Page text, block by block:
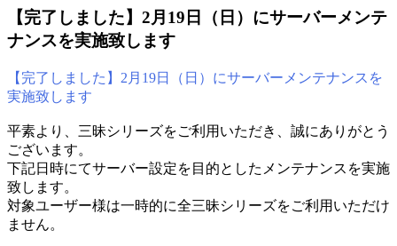
【完了しました】2月19日（日）にサーバーメンテ
ナンスを実施致します
【完了しました】2月19日（日）にサーバーメンテナンスを
実施致します
平素より、三昧シリーズをご利用いただき、誠にありがとう
ございます。
下記日時にてサーバー設定を目的としたメンテナンスを実施
致します。
対象ユーザー様は一時的に全三昧シリーズをご利用いただけ
ません。